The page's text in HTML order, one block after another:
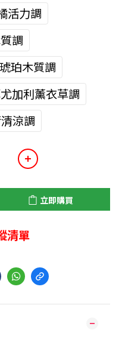
活力調
調
珀木質調
加利薰衣草調
涼調
立即購買
清單